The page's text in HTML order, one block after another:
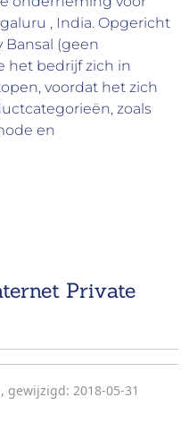
, India. Opgericht
Bansal (geen
het bedrijf zich in
voordat het zich
zoals
en
Private
, gewijzigd: 2018-05-31